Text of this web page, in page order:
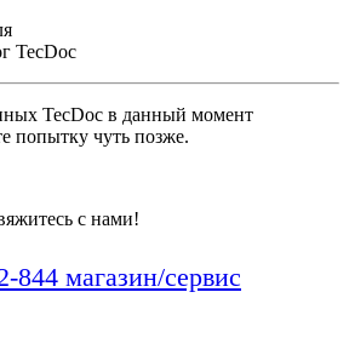
TecDoc
TecDoc в данный момент
попытку чуть позже.
с нами!
844 магазин/сервис